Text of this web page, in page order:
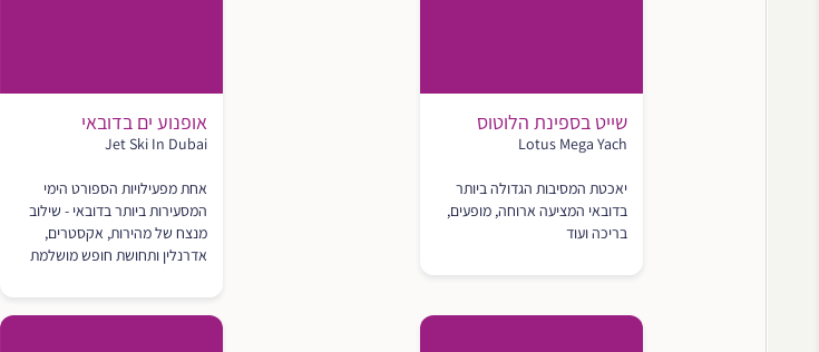
שייט בספינת הלוטוס
Lotus Mega Yach
יאכטת המסיבות הגדולה ביותר
בדובאי המציעה ארוחה, מופעים,
בריכה ועוד
אופנוע ים בדובאי
Jet Ski In Dubai
אחת מפעילויות הספורט הימי
המסעירות ביותר בדובאי - שילוב
מנצח של מהירות, אקסטרים,
אדרנלין ותחושת חופש מושלמת